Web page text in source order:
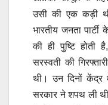
उसी की एक कड़ी
भारतीय जनता
की ही पुष्टि होती
सरस्वती की
थी। उन दिनों केंद्र
सरकार ने शपथ ली